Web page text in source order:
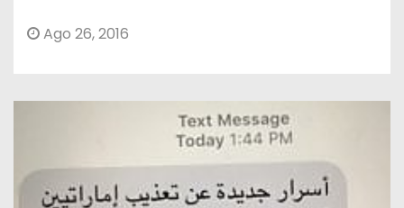
Ago 26, 2016